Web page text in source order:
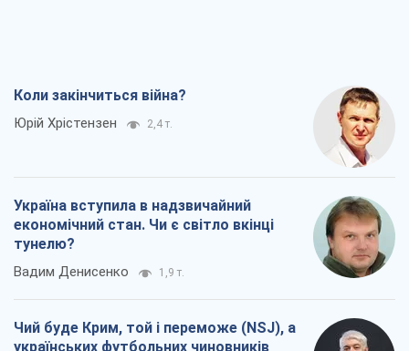
Коли закінчиться війна?
Юрій Хрістензен 2,4 т.
Україна вступила в надзвичайний
економічний стан. Чи є світло вкінці
тунелю?
Вадим Денисенко 1,9 т.
Чий буде Крим, той і переможе (NSJ), а
українських футбольних чиновників